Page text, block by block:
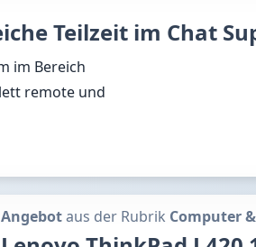
Teilzeit im Chat
im Bereich
remote und
Angebotaus der Rubrik Computer